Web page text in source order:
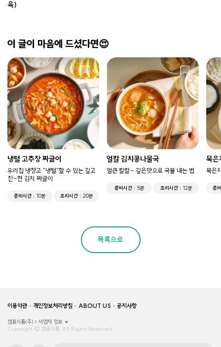
육)
이 글이 마음에 드셨다면😍
냉털 고추장 짜글이
우리집 냉장고 "냉털"할 수 있는 깊고
진~한 김치 짜글이
준비시간 10분 조리시간 20분
얼칼 김치콩나물국
얼큰 칼칼~ 깊은맛으로 국물 내는 법
준비시간 5분 조리시간 12분
묵은
묵은
준
목록으로
이용약관 개인정보처리방침 ABOUT US 공지사항
샘표식품(주)
사업자 정보
Copyright © 샘표식품, All Rights Reserved.